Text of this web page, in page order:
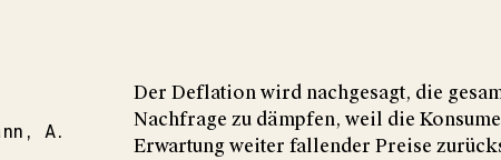
A.
Der Deflation wird nachgesagt, die
Nachfrage zu dämpfen, weil die
Erwartung weiter fallender Preise